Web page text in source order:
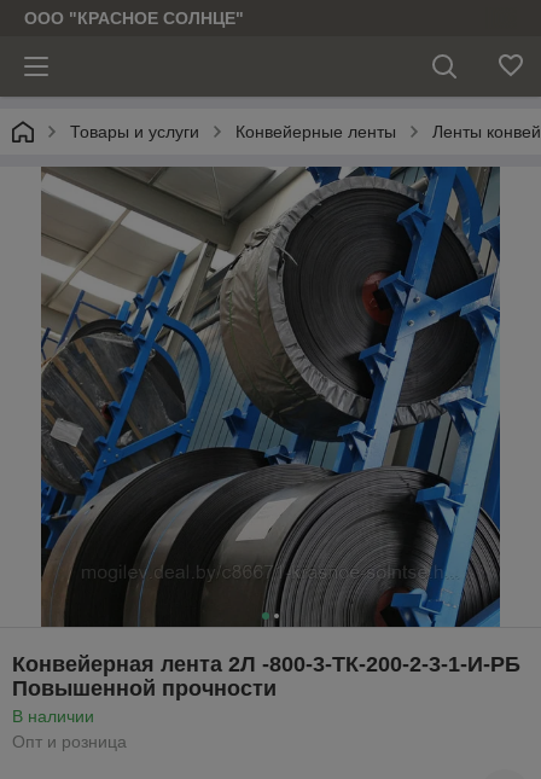
ООО "КРАСНОЕ СОЛНЦЕ"
Товары и услуги Конвейерные ленты Ленты
Конвейерная лента 2Л -800-3-ТК-200-2-3-1-И-РБ
Повышенной прочности
В наличии
Опт и розница